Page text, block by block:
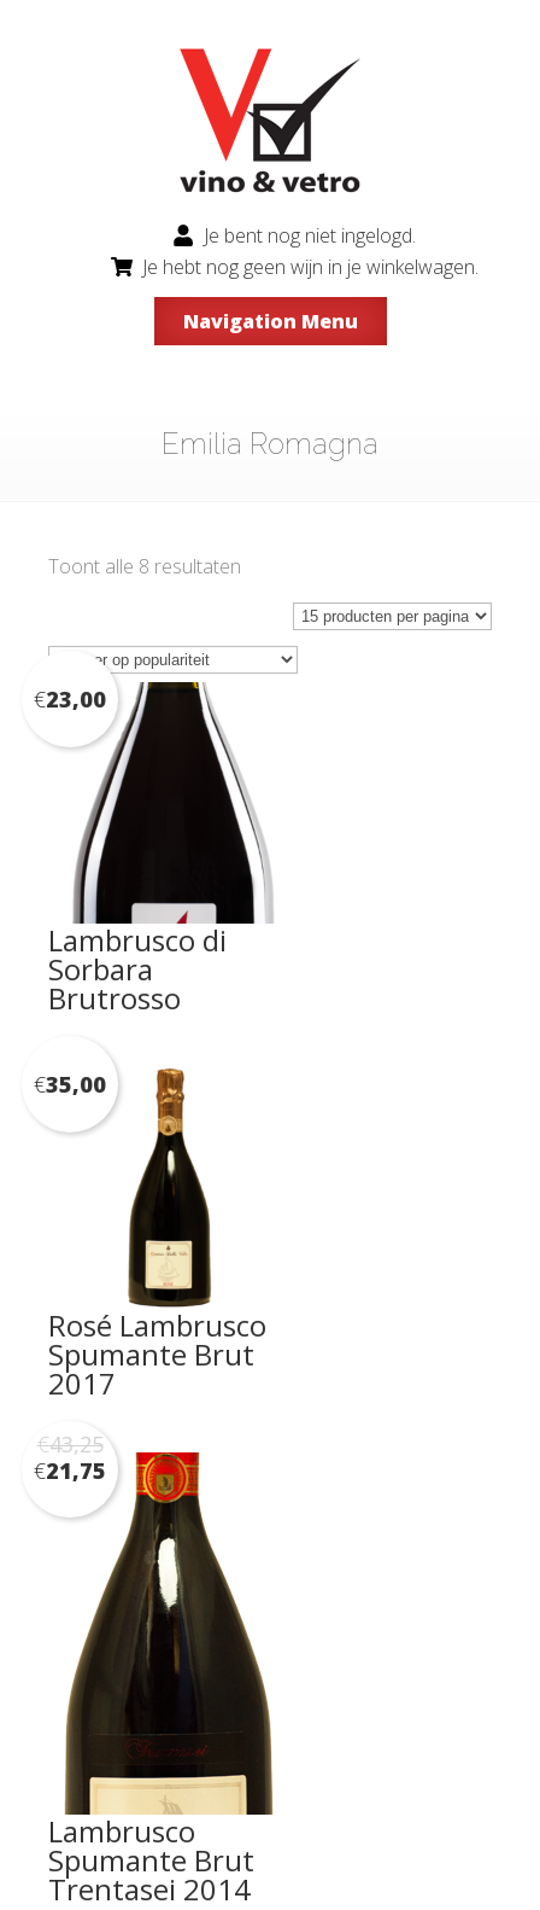
Je bent nog niet ingelogd.
Je hebt nog geen wijn in je winkelwagen.
Navigation Menu
Emilia Romagna
Toont alle 8 resultaten
populariteit
Lambrusco di
Sorbara
Brutrosso
€23,00
Rosé Lambrusco
Spumante Brut
2017
€35,00
Lambrusco
Spumante Brut
Trentasei 2014
€43,25
€21,75